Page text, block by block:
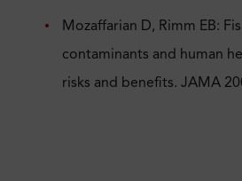
Mozaffarian D, Rimm EB:
contaminants and human
risks and benefits. JAMA